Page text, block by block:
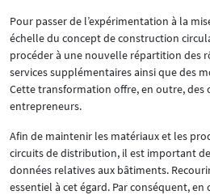
Pour passer de l’expérimentation à la
échelle du concept de construction
procéder à une nouvelle répartition des
services supplémentaires ainsi que des
Cette transformation offre, en outre, des
entrepreneurs.
Afin de maintenir les matériaux et les
circuits de distribution, il est important
données relatives aux bâtiments.
essentiel à cet égard. Par conséquent,